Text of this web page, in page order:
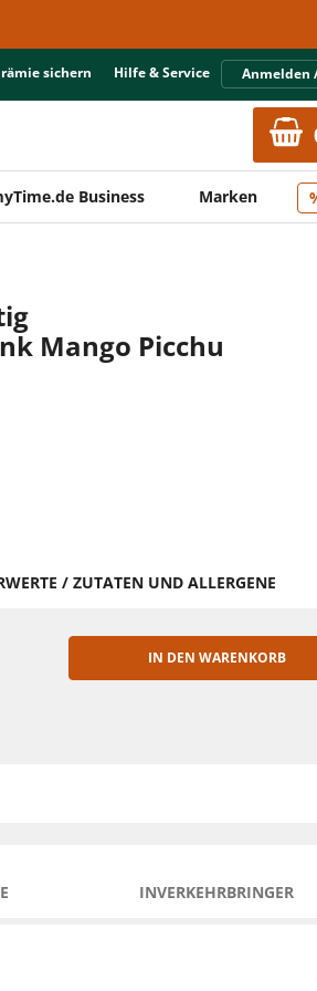
sichern Hilfe & Service Anmelden
Business Marken
Mango Picchu
/ ZUTATEN UND ALLERGENE
IN DEN WARENKORB
INVERKEHRBRINGER